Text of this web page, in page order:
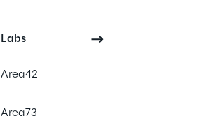
Labs
Area42
Area73